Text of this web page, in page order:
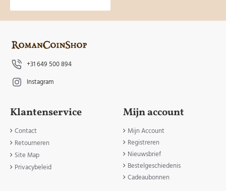
+31 649 500 894
Instagram
Klantenservice
Contact
Retourneren
Site Map
Privacybeleid
Mijn account
Mijn Account
Registreren
Nieuwsbrief
Bestelgeschiedenis
Cadeaubonnen